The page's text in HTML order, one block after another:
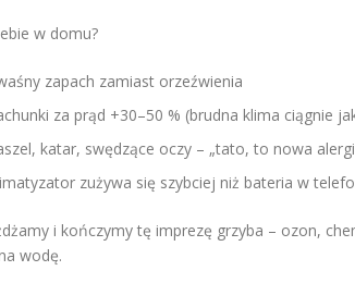
w domu?
zapach zamiast orzeźwienia
za prąd +30–50 % (brudna klima ciągnie
katar, swędzące oczy – „tato, to nowa
zużywa się szybciej niż bateria w
i kończymy tę imprezę grzyba – ozon,
wodę.